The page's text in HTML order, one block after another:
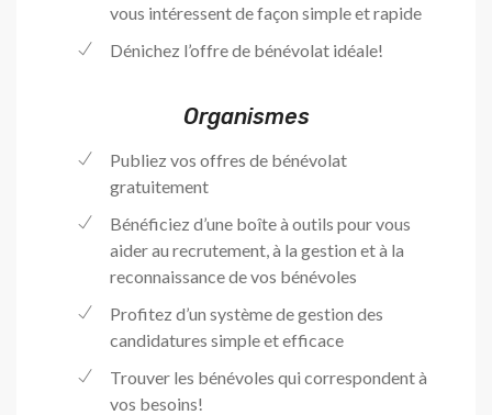
vous intéressent de façon simple et rapide
Dénichez l’offre de bénévolat idéale!
Organismes
Publiez vos offres de bénévolat
gratuitement
Bénéficiez d’une boîte à outils pour vous
aider au recrutement, à la gestion et à la
reconnaissance de vos bénévoles
Profitez d’un système de gestion des
candidatures simple et efficace
Trouver les bénévoles qui correspondent à
vos besoins!